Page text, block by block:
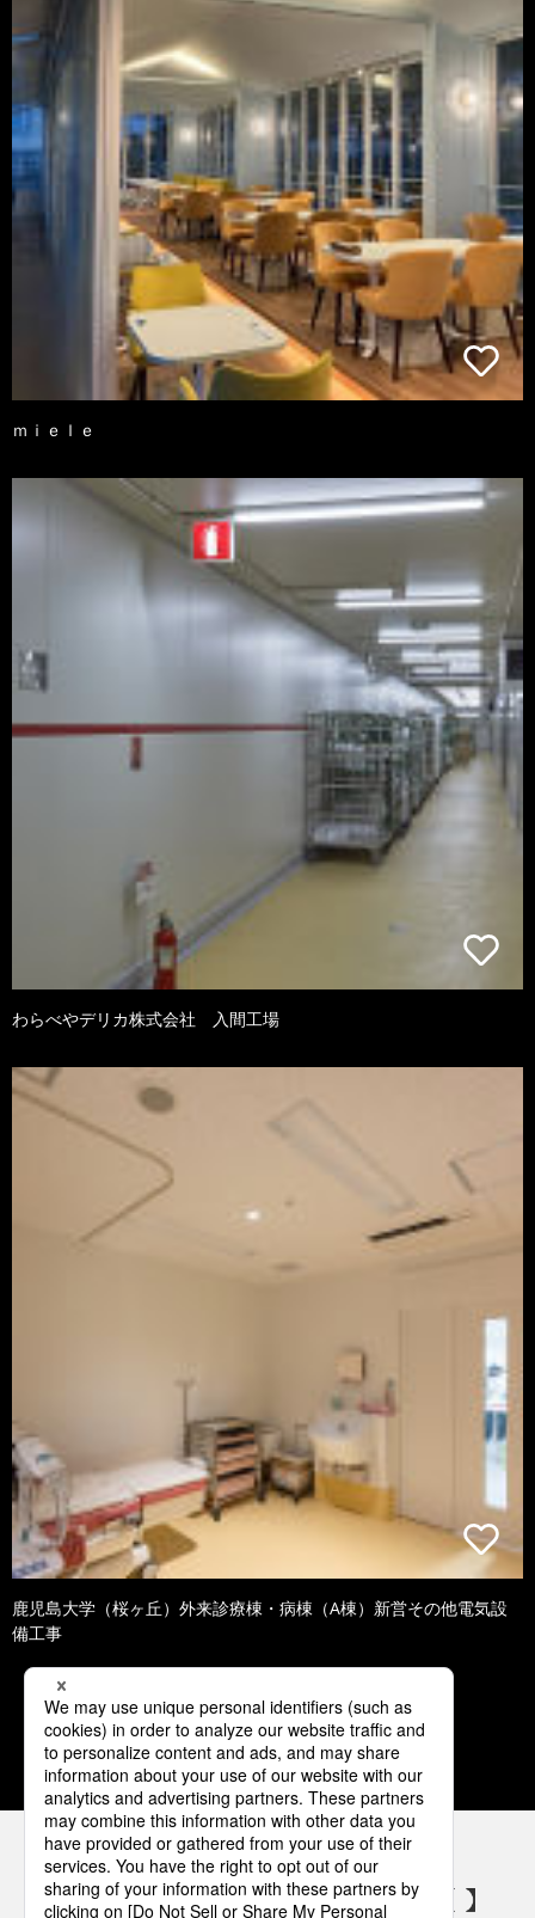
ｍｉｅｌｅ
わらべやデリカ株式会社 入間工場
鹿児島大学（桜ヶ丘）外来診療棟・病棟（A棟）新営その他電気設
備工事
1 2 3 4 5
パナソニックの電気設備 SNSアカウント